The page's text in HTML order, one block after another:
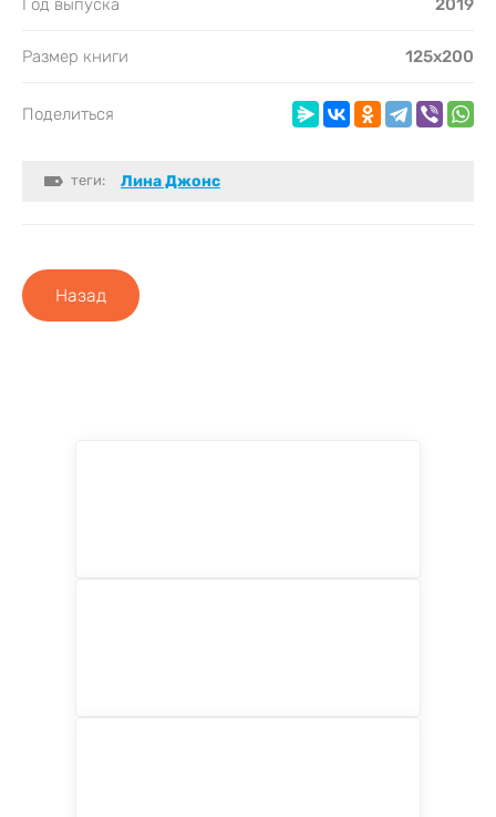
Год выпуска 2019
Размер книги 125х200
Поделиться
теги: Лина Джонс
Назад